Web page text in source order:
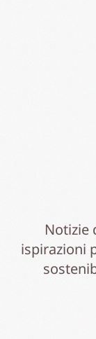
Notizie
ispirazioni